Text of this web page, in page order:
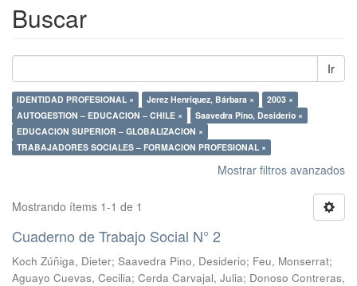
Buscar
Ir
IDENTIDAD PROFESIONAL × Jerez Henríquez, Bárbara ×
2003 ×
AUTOGESTION – EDUCACION – CHILE ×
Saavedra Pino, Desiderio ×
EDUCACION SUPERIOR – GLOBALIZACION ×
TRABAJADORES SOCIALES – FORMACION PROFESIONAL ×
Mostrar filtros avanzados
Mostrando ítems 1-1 de 1
Cuaderno de Trabajo Social N° 2
Koch Zúñiga, Dieter; Saavedra Pino, Desiderio; Feu, Monserrat;
Aguayo Cuevas, Cecilia; Cerda Carvajal, Julia; Donoso Contreras,